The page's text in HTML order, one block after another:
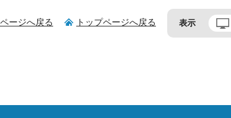
ージへ戻る トップページへ戻る 表示